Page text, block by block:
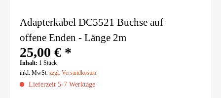
Adapterkabel DC5521 Buchse auf
offene Enden - Länge 2m
25,00 € *
Inhalt: 1 Stück
inkl. MwSt. zzgl. Versandkosten
Lieferzeit 5-7 Werktage